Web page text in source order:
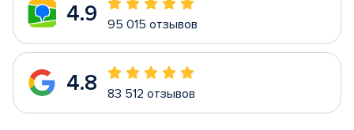
4.9 95 015 отзывов
4.8 83 512 отзывов